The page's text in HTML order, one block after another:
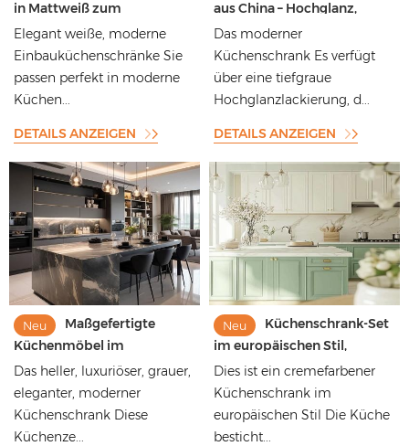
in Mattweiß zum
Fabrikpreis – individuelles,
modernes Design, komplett,
maßgefertigt, weiß
Elegant weiße, moderne
Einbauküchenschränke Sie
passen perfekt in moderne
Küchen...
DETAILS ANZEIGEN
aus China – Hochglanz,
modern und 3D-Design
Fabrikpreisen
Das moderner
Küchenschrank Es verfügt
über eine tiefgraue
Hochglanzlackierung, d...
DETAILS ANZEIGEN
Neu
Maßgefertigte
Küchenmöbel im
europäischen Stil,
wasserfest, modern, aus
intelligentem Holz,
komplette Küchenschränke
mit Kochinsel für Zuhause
Das heller, luxuriöser, grauer,
eleganter, moderner
Küchenschrank Diese
Küchenze...
Neu
Küchenschrank-Set
im europäischen Stil,
modernes Design, Shaker-
Hersteller im Direktvertrieb
Dies ist ein cremefarbener
Küchenschrank im
europäischen Stil Die Küche
besticht...